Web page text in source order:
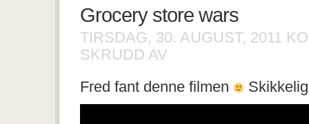
Grocery store wars
TIRSDAG, 30. AUGUST, 2011
SKRUDD AV
WARS
Fred fant denne filmen